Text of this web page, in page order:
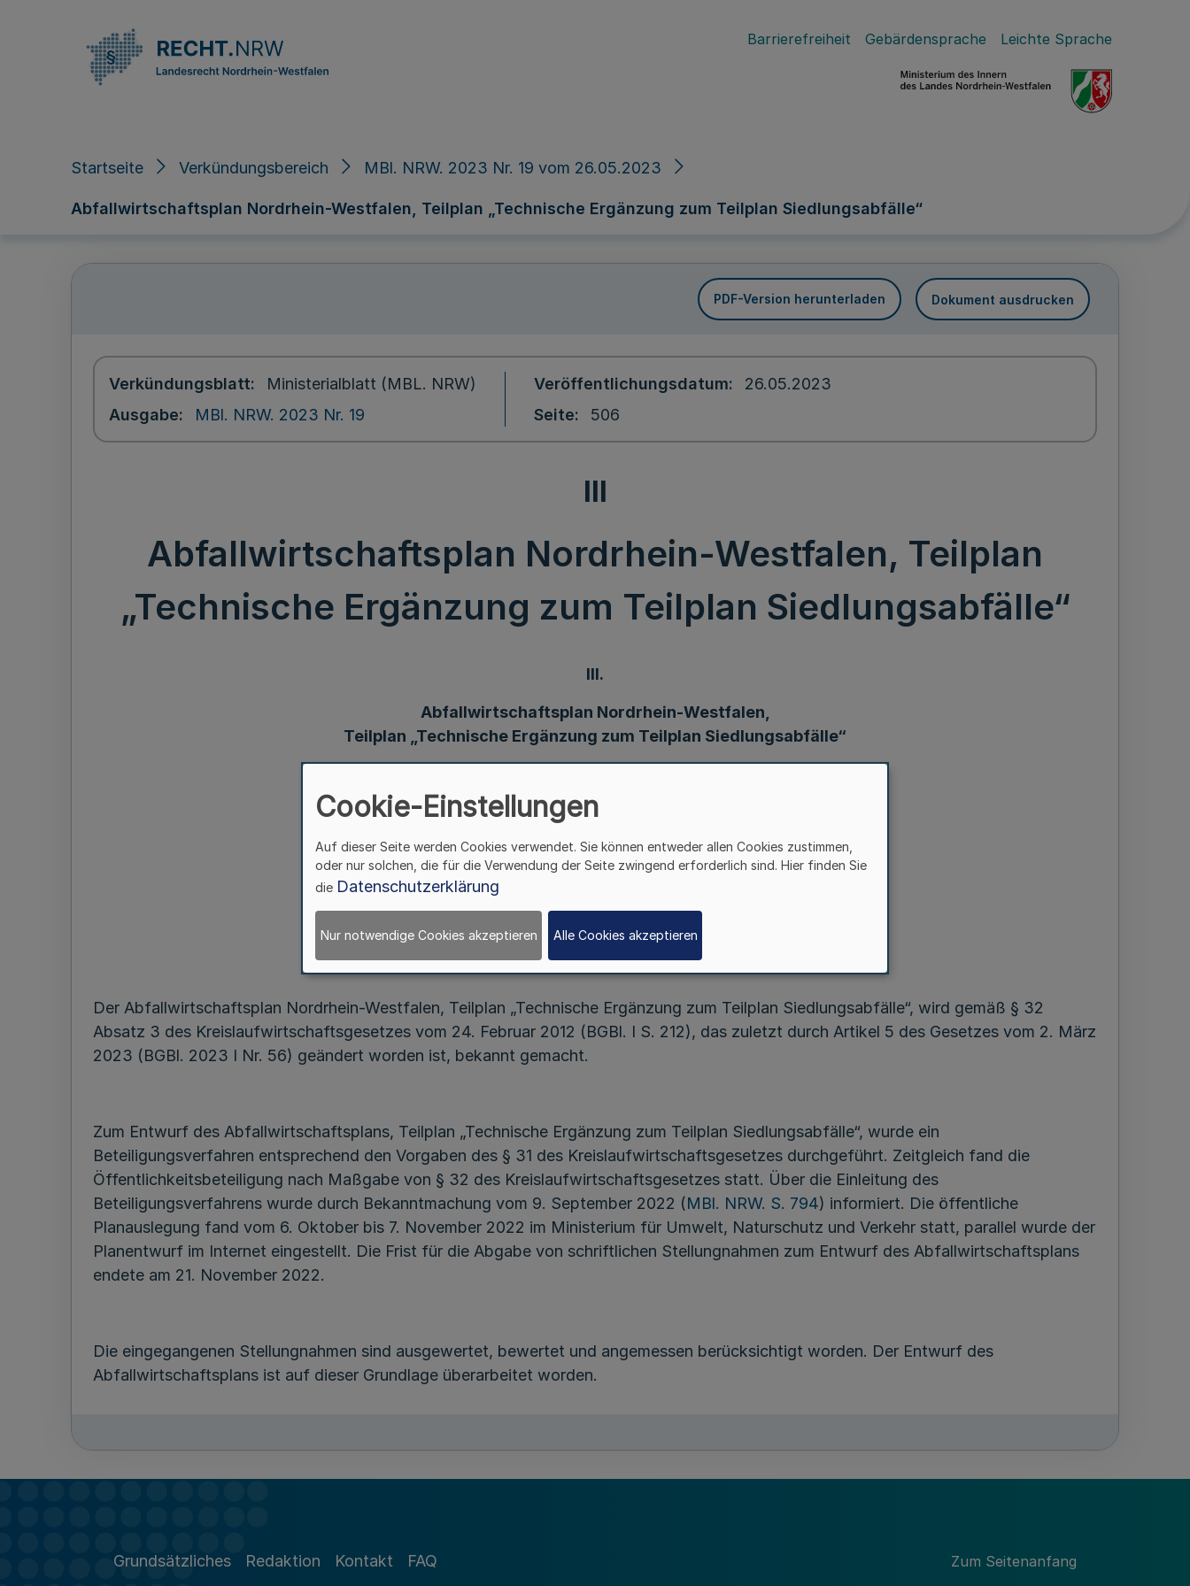
Barrierefreiheit Gebärdensprache Leichte Sprache
Startseite Verkündungsbereich MBl. NRW. 2023 Nr. 19 vom 26.05.2023
Abfallwirtschaftsplan Nordrhein-Westfalen, Teilplan „Technische Ergänzung zum Teilplan Siedlungsabfälle“
PDF-Version herunterladen Dokument ausdrucken
Verkündungsblatt
Ministerialblatt (MBL. NRW)
Ausgabe
MBl. NRW. 2023 Nr. 19
Veröffentlichungsdatum
26.05.2023
Seite
506
III
Abfallwirtschaftsplan Nordrhein-Westfalen, Teilplan
„Technische Ergänzung zum Teilplan Siedlungsabfälle“
III.
Abfallwirtschaftsplan Nordrhein-Westfalen,
Teilplan „Technische Ergänzung zum Teilplan Siedlungsabfälle“
Öffentliche Bekanntmachung
und Verkehr
Vom 1. Mai 2023
Der Abfallwirtschaftsplan Nordrhein-Westfalen, Teilplan „Technische Ergänzung zum Teilplan Siedlungsabfälle“, wird gemäß § 32
Absatz 3 des Kreislaufwirtschaftsgesetzes vom 24. Februar 2012 (BGBl. I S. 212), das zuletzt durch Artikel 5 des Gesetzes vom 2. März
2023 (BGBl. 2023 I Nr. 56) geändert worden ist, bekannt gemacht.
Zum Entwurf des Abfallwirtschaftsplans, Teilplan „Technische Ergänzung zum Teilplan Siedlungsabfälle“, wurde ein
Beteiligungsverfahren entsprechend den Vorgaben des § 31 des Kreislaufwirtschaftsgesetzes durchgeführt. Zeitgleich fand die
Öffentlichkeitsbeteiligung nach Maßgabe von § 32 des Kreislaufwirtschaftsgesetzes statt. Über die Einleitung des
Beteiligungsverfahrens wurde durch Bekanntmachung vom 9. September 2022 (MBl. NRW. S. 794) informiert. Die öffentliche
Planauslegung fand vom 6. Oktober bis 7. November 2022 im Ministerium für Umwelt, Naturschutz und Verkehr statt, parallel wurde der
Planentwurf im Internet eingestellt. Die Frist für die Abgabe von schriftlichen Stellungnahmen zum Entwurf des Abfallwirtschaftsplans
endete am 21. November 2022.
Die eingegangenen Stellungnahmen sind ausgewertet, bewertet und angemessen berücksichtigt worden. Der Entwurf des
Abfallwirtschaftsplans ist auf dieser Grundlage überarbeitet worden.
Mit der Novelle der Abfallrahmenrichtlinie Ende 2018 hat die Europäische Union neue Anforderungen an Abfallwirtschaftspläne
aufgestellt. Diese wurden Ende 2020 durch „Änderung des Gesetzes zur Förderung der Kreislaufwirtschaft und Sicherung der
Grundsätzliches Redaktion Kontakt FAQ Zum Seitenanfang
Cookie-Einstellungen
Auf dieser Seite werden Cookies verwendet. Sie können entweder allen Cookies zustimmen,
oder nur solchen, die für die Verwendung der Seite zwingend erforderlich sind. Hier finden Sie
die Datenschutzerklärung
Nur notwendige Cookies akzeptieren Alle Cookies akzeptieren